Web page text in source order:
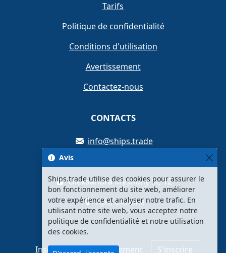
Tarifs
Politique de confidentialité
Conditions d'utilisation
Avertissement
Contactez-nous
CONTACTS
info@ships.trade
Oleksandra Myshuhy St, 12
Kyiv, Ukraine
Inscrivez-vous gratuitement S'inscrire
Avis
Ships.trade utilise des cookies pour assurer le
bon fonctionnement du site web, améliorer
votre expérience et analyser notre trafic. En
utilisant notre site web, vous acceptez notre
politique de confidentialité et notre utilisation
des cookies.